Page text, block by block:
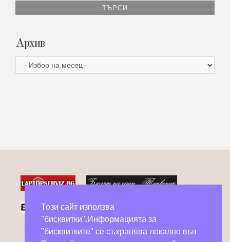
Архив
Архив
Фейсбук групи в помощ на бездомни животни
Този сайт използва
"бисквитки".Информацията за
"бисквитките" се съхранява локално във